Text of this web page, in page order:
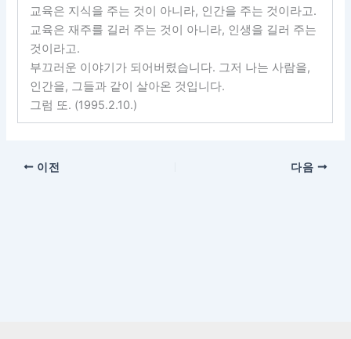
교육은 지식을 주는 것이 아니라, 인간을 주는 것이라고.
교육은 재주를 길러 주는 것이 아니라, 인생을 길러 주는
것이라고.
부끄러운 이야기가 되어버렸습니다. 그저 나는 사람을,
인간을, 그들과 같이 살아온 것입니다.
그럼 또. (1995.2.10.)
이전 다음